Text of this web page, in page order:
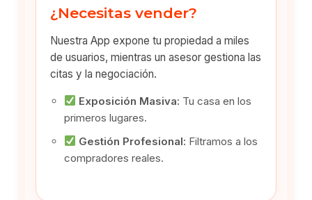
¿Necesitas vender?
Nuestra App expone tu propiedad a miles
de usuarios, mientras un asesor gestiona las
citas y la negociación.
Exposición Masiva: Tu casa en los
primeros lugares.
Gestión Profesional: Filtramos a los
compradores reales.